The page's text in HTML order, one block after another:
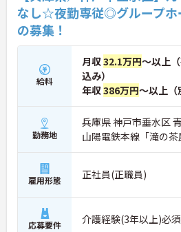
なし☆夜勤専従◎グループホ
の募集！
給料
月収32.1万円～以上
込み）
年収386万円～以上（
勤務地
兵庫県 神戸市垂水区
山陽電鉄本線「滝の
雇用形態 正社員(正職員)
応募要件 介護経験(3年以上)必須